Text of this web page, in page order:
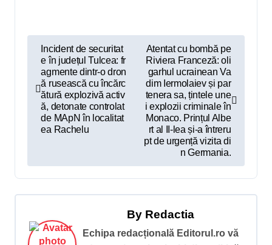
r
e
n
Incident de securitat
e în județul Tulcea: fr
agmente dintr-o dron
ă rusească cu încărc
ătură explozivă activ
ă, detonate controlat
de MApN în localitat
ea Rachelu
Atentat cu bombă pe
Riviera Franceză: oli
garhul ucrainean Va
dim Iermolaiev și par
tenera sa, țintele une
i explozii criminale în
Monaco. Prințul Albe
rt al II-lea și-a întreru
pt de urgență vizita di
n Germania.
By Redactia
Echipa redacțională Editorul.ro vă